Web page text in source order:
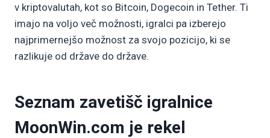
v kriptovalutah, kot so Bitcoin, Dogecoin in Tether. Ti
imajo na voljo več možnosti, igralci pa izberejo
najprimernejšo možnost za svojo pozicijo, ki se
razlikuje od države do države.
Seznam zavetišč igralnice
MoonWin.com je rekel